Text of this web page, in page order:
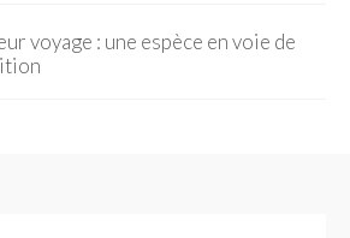
voyage : une espèce en voie de